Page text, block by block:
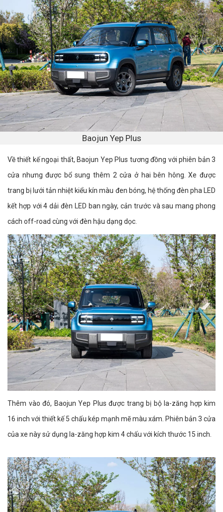
Baojun Yep Plus
Về thiết kế ngoại thất, Baojun Yep Plus tương đồng với phiên bản 3
cửa nhưng được bổ sung thêm 2 cửa ở hai bên hông. Xe được
trang bị lưới tản nhiệt kiểu kín màu đen bóng, hệ thống đèn pha LED
kết hợp với 4 dải đèn LED ban ngày, cản trước và sau mang phong
cách off-road cùng với đèn hậu dạng dọc.
Thêm vào đó, Baojun Yep Plus được trang bị bộ la-zăng hợp kim
16 inch với thiết kế 5 chấu kép mạnh mẽ màu xám. Phiên bản 3 cửa
của xe này sử dụng la-zăng hợp kim 4 chấu với kích thước 15 inch.